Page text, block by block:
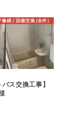
修繕 / 設備交換 (全件）
バス交換工事】